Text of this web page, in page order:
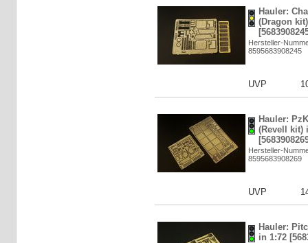
Hauler:
(Dragon
Hersteller-
8595683908245
UVP
Hauler:
(Revell kit)
Hersteller-
8595683908269
UVP
Hauler:
in 1:72